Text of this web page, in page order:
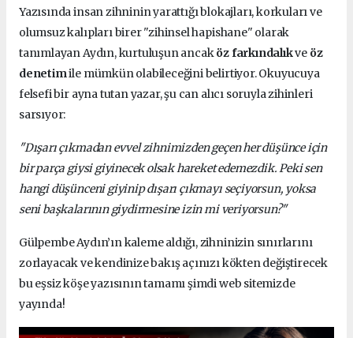
Yazısında insan zihninin yarattığı blokajları, korkuları ve
olumsuz kalıpları birer "zihinsel hapishane" olarak
tanımlayan Aydın, kurtuluşun ancaköz farkındalıkve öz
denetimile mümkün olabileceğini belirtiyor. Okuyucuya
felsefi bir ayna tutan yazar, şu can alıcı soruyla zihinleri
sarsıyor:
"Dışarı çıkmadan evvel zihnimizden geçen her düşünce için
bir parça giysi giyinecek olsak hareket edemezdik. Peki sen
hangi düşünceni giyinip dışarı çıkmayı seçiyorsun, yoksa
seni başkalarının giydirmesine izin mi veriyorsun?"
Gülpembe Aydın’ın kaleme aldığı, zihninizin sınırlarını
zorlayacak ve kendinize bakış açınızı kökten değiştirecek
bu eşsiz köşe yazısının tamamı şimdi web sitemizde
yayında!